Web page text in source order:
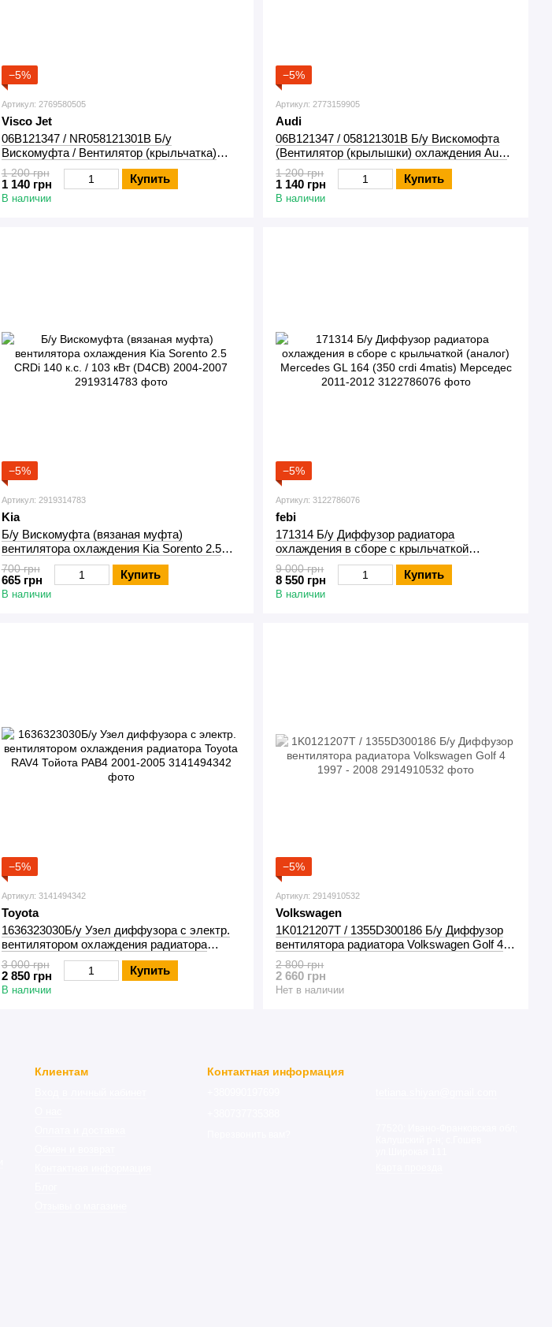
−5%
Артикул: 2769580505
Visco Jet
06B121347 / NR058121301B Б/у
Вискомуфта / Вентилятор (крыльчатка)
Skoda Superb 1.9 TDI 2001-2008
1 200 грн
1 140 грн Купить
В наличии
−5%
Артикул: 2773159905
Audi
06B121347 / 058121301B Б/у Вискомофта
(Вентилятор (крылышки) охлаждения Audi
A4 B7 2.5tdi 2004-2007
1 200 грн
1 140 грн Купить
В наличии
−5%
Артикул: 2919314783
Kia
Б/у Вискомуфта (вязаная муфта)
вентилятора охлаждения Kia Sorento 2.5
CRDi 140 к.с. / 103 кВт (D4CB) 2004-2007
700 грн
665 грн Купить
В наличии
−5%
Артикул: 3122786076
febi
171314 Б/у Диффузор радиатора
охлаждения в сборе с крыльчаткой
(аналог) Mercedes GL 164 (350 crdi 4matis)
Мерседес 2011-2012
9 000 грн
8 550 грн Купить
В наличии
−5%
Артикул: 3141494342
Toyota
1636323030Б/у Узел диффузора с электр.
вентилятором охлаждения радиатора
Toyota RAV4 Тойота РАВ4 2001-2005
3 000 грн
2 850 грн Купить
В наличии
−5%
Артикул: 2914910532
Volkswagen
1K0121207T / 1355D300186 Б/у Диффузор
вентилятора радиатора Volkswagen Golf 4
1997 - 2008
2 800 грн
2 660 грн
Нет в наличии
Клиентам Контактная информация